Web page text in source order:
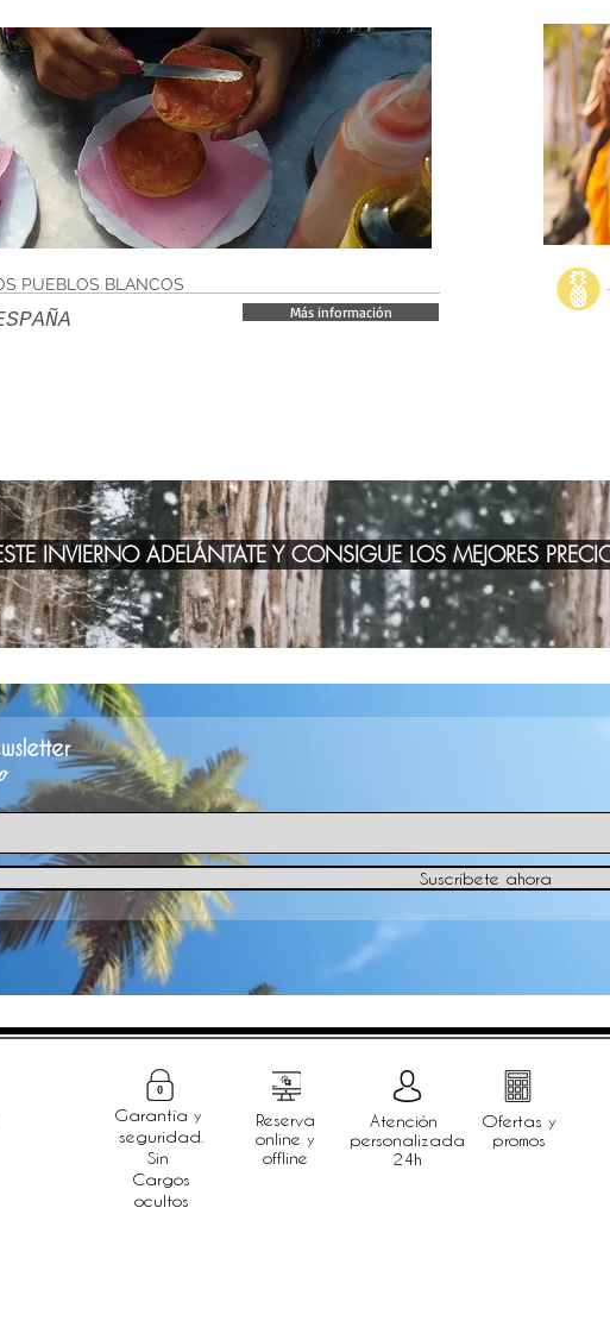
PUEBLOS BLANCOS
Más información
INVIERNO ADELÁNTATE Y CONSIGUE LOS MEJORES
Suscríbete ahora
Garantía y
seguridad.
Sin
Cargos
ocultos
Reserva
online y
offline
Atención
personalizada
24h
Ofertas y
promos